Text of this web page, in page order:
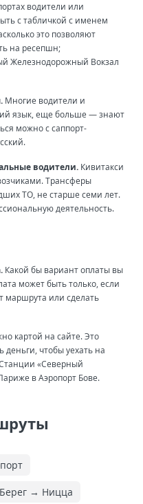
водители или
с табличкой с именем
это позволяют
на ресепшн;
Железнодорожный Вокзал
Многие водители и
язык, еще больше — знают
можно с саппорт-
водители. Кивитакси
Трансферы
ТО, не старше семи лет.
деятельность.
Какой бы вариант оплаты вы
может быть только, если
маршрута или сделать
картой на сайте. Это
деньги, чтобы уехать на
«Северный
в Аэропорт Бове.
→ Ницца